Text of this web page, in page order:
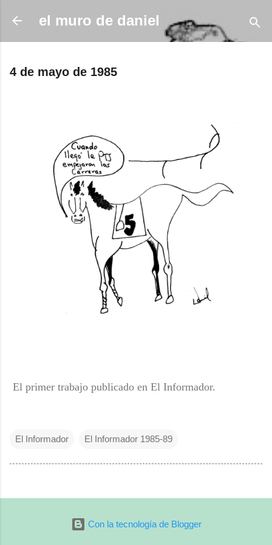
Ir al contenido principal
el muro de daniel
4 de mayo de 1985
El primer trabajo publicado en El Informador.
El Informador El Informador 1985-89
Con la tecnología de Blogger